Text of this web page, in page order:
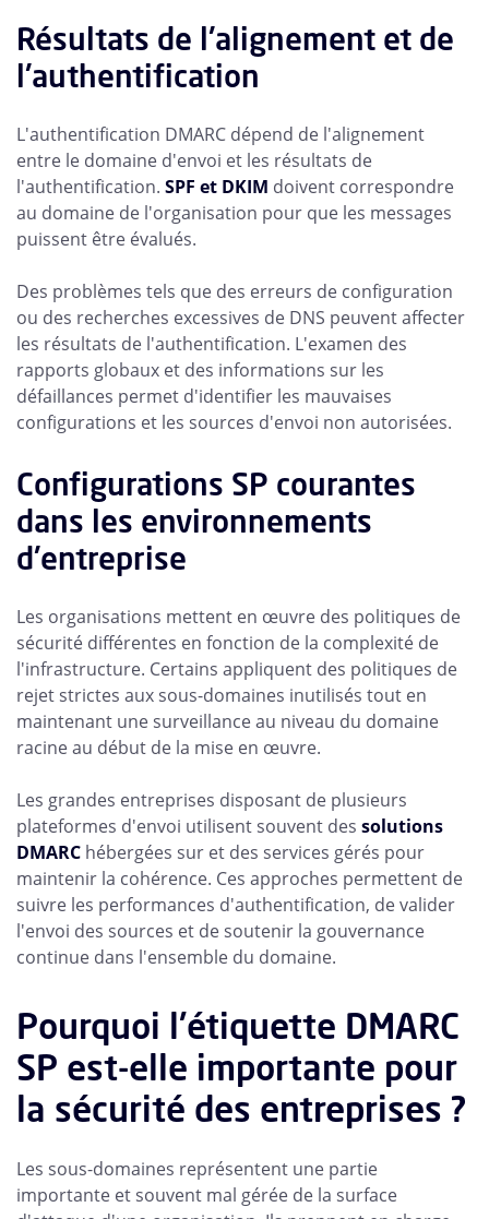
Résultats de l'alignement et de
l'authentification
L'authentification DMARC dépend de l'alignement
entre le domaine d'envoi et les résultats de
l'authentification. SPF et DKIM doivent correspondre
au domaine de l'organisation pour que les messages
puissent être évalués.
Des problèmes tels que des erreurs de configuration
ou des recherches excessives de DNS peuvent affecter
les résultats de l'authentification. L'examen des
rapports globaux et des informations sur les
défaillances permet d'identifier les mauvaises
configurations et les sources d'envoi non autorisées.
Configurations SP courantes
dans les environnements
d'entreprise
Les organisations mettent en œuvre des politiques de
sécurité différentes en fonction de la complexité de
l'infrastructure. Certains appliquent des politiques de
rejet strictes aux sous-domaines inutilisés tout en
maintenant une surveillance au niveau du domaine
racine au début de la mise en œuvre.
Les grandes entreprises disposant de plusieurs
plateformes d'envoi utilisent souvent des solutions
DMARC hébergées sur et des services gérés pour
maintenir la cohérence. Ces approches permettent de
suivre les performances d'authentification, de valider
l'envoi des sources et de soutenir la gouvernance
continue dans l'ensemble du domaine.
Pourquoi l'étiquette DMARC
SP est-elle importante pour
la sécurité des entreprises ?
Les sous-domaines représentent une partie
importante et souvent mal gérée de la surface